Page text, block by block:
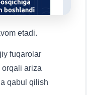
etadi.
fuqarolar
orqali ariza
qabul qilish
8. Bakalavriat kvotasi (3)